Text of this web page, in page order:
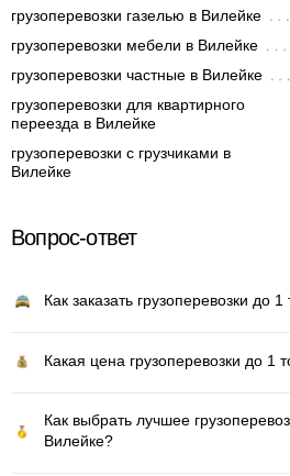
грузоперевозки газелью в Вилейке
грузоперевозки мебели в Вилейке
грузоперевозки частные в Вилейке
грузоперевозки для квартирного
переезда в Вилейке
грузоперевозки с грузчиками в
Вилейке
Вопрос-ответ
Как заказать грузоперевозки до
Какая цена грузоперевозки до 1
Как выбрать лучшее
Вилейке?